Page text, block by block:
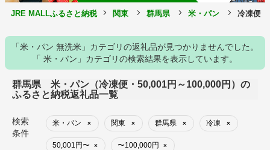
JRE MALLふるさと納税 関東 群馬県 米・パン 冷凍便
「米・パン 無洗米」カテゴリの返礼品が見つかりませんでした。
「 米・パン」カテゴリの検索結果を表示しています。
群馬県 米・パン（冷凍便・50,001円～100,000円）の
ふるさと納税返礼品一覧
検索
条件
米・パン × 関東 × 群馬県 × 冷凍 ×
50,001円〜 × 〜100,000円 ×